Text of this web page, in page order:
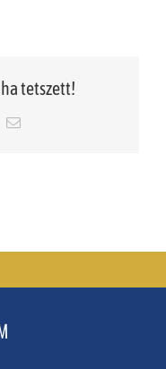
tetszett!
Email